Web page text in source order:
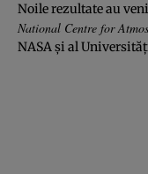
Noile rezultate au
National Centre for
NASA şi al